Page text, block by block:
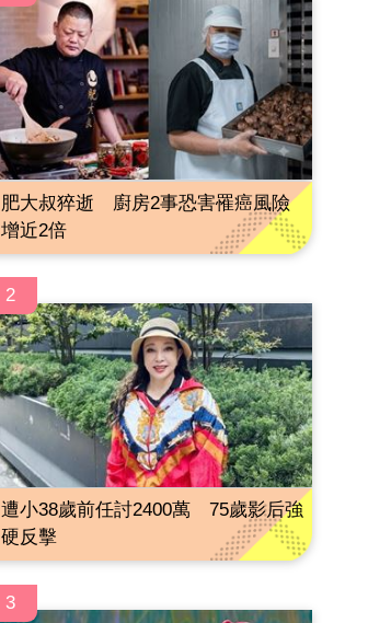
肥大叔猝逝 廚房2事恐害罹癌風險
增近2倍
2
遭小38歲前任討2400萬 75歲影后強
硬反擊
3